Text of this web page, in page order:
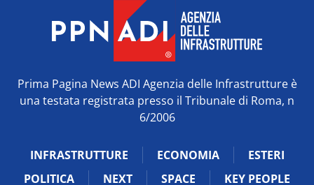
Prima Pagina News ADI Agenzia delle Infrastrutture è
una testata registrata presso il Tribunale di Roma, n
6/2006
INFRASTRUTTURE ECONOMIA
ESTERI
POLITICA
NEXT SPACE
KEY PEOPLE